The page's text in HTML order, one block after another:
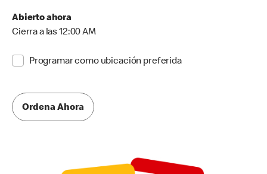
Abierto ahora
Cierra a las 12:00 AM
Programar como ubicación preferida
Ordena Ahora